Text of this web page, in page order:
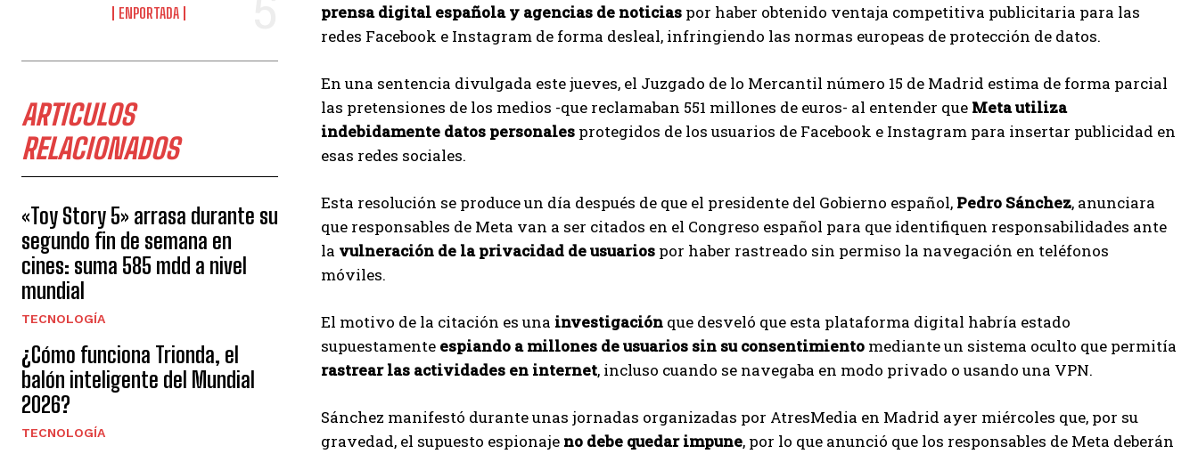
ENPORTADA
ARTICULOS
RELACIONADOS
«Toy Story 5» arrasa durante su
segundo fin de semana en
cines: suma 585 mdd a nivel
mundial
TECNOLOGÍA
¿Cómo funciona Trionda, el
balón inteligente del Mundial
2026?
TECNOLOGÍA
prensa digital española y agencias de noticias por haber obtenido ventaja competitiva publicitaria para las
redes Facebook e Instagram de forma desleal, infringiendo las normas europeas de protección de datos.
En una sentencia divulgada este jueves, el Juzgado de lo Mercantil número 15 de Madrid estima de forma parcial
las pretensiones de los medios -que reclamaban 551 millones de euros- al entender que Meta utiliza
indebidamente datos personales protegidos de los usuarios de Facebook e Instagram para insertar publicidad en
esas redes sociales.
Esta resolución se produce un día después de que el presidente del Gobierno español, Pedro Sánchez, anunciara
que responsables de Meta van a ser citados en el Congreso español para que identifiquen responsabilidades ante
la vulneración de la privacidad de usuarios por haber rastreado sin permiso la navegación en teléfonos
móviles.
El motivo de la citación es una investigación que desveló que esta plataforma digital habría estado
supuestamente espiando a millones de usuarios sin su consentimiento mediante un sistema oculto que permitía
rastrear las actividades en internet, incluso cuando se navegaba en modo privado o usando una VPN.
Sánchez manifestó durante unas jornadas organizadas por AtresMedia en Madrid ayer miércoles que, por su
gravedad, el supuesto espionaje no debe quedar impune, por lo que anunció que los responsables de Meta deberán